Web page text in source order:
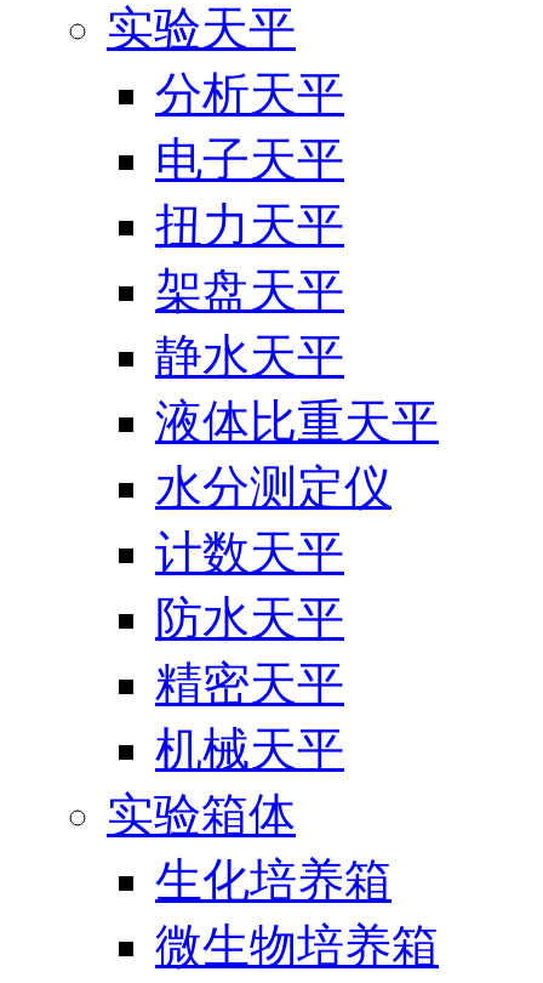
实验天平
分析天平
电子天平
扭力天平
架盘天平
静水天平
液体比重天平
水分测定仪
计数天平
防水天平
精密天平
机械天平
实验箱体
生化培养箱
微生物培养箱